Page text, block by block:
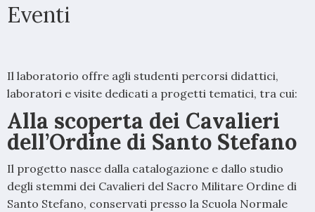
Eventi
Il laboratorio offre agli studenti percorsi didattici,
laboratori e visite dedicati a progetti tematici, tra cui:
Alla scoperta dei Cavalieri
dell’Ordine di Santo Stefano
Il progetto nasce dalla catalogazione e dallo studio
degli stemmi dei Cavalieri del Sacro Militare Ordine di
Santo Stefano, conservati presso la Scuola Normale